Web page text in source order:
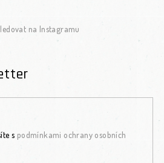
na Instagramu
s podmínkami ochrany osobních